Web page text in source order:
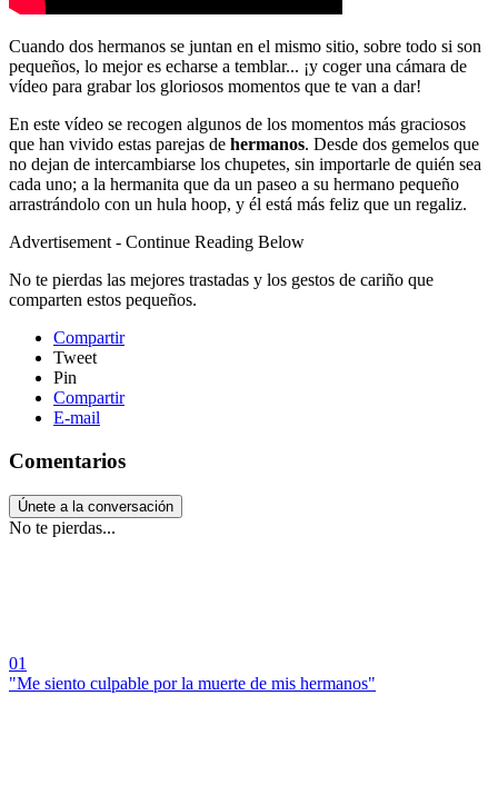
Cuando dos hermanos se juntan en el mismo sitio, sobre todo si son
pequeños, lo mejor es echarse a temblar... ¡y coger una cámara de
vídeo para grabar los gloriosos momentos que te van a dar!
En este vídeo se recogen algunos de los momentos más graciosos
que han vivido estas parejas de hermanos. Desde dos gemelos que
no dejan de intercambiarse los chupetes, sin importarle de quién sea
cada uno; a la hermanita que da un paseo a su hermano pequeño
arrastrándolo con un hula hoop, y él está más feliz que un regaliz.
Advertisement - Continue Reading Below
No te pierdas las mejores trastadas y los gestos de cariño que
comparten estos pequeños.
Compartir
Tweet
Pin
Compartir
E-mail
Comentarios
Únete a la conversación
No te pierdas...
01
"Me siento culpable por la muerte de mis hermanos"